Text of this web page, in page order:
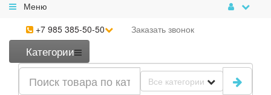
Меню
+7 985 385-50-50
Заказать звонок
Категории
Все категории